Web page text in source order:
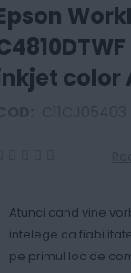
color
Atunci cand vine
intelege ca
pe primul loc de